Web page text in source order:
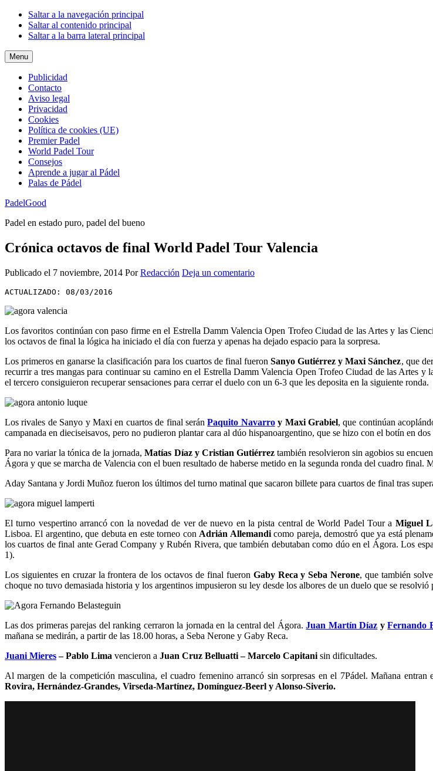
Saltar a la navegación principal
Saltar al contenido principal
Saltar a la barra lateral principal
Menu
Publicidad
Contacto
Aviso legal
Privacidad
Cookies
Política de cookies (UE)
Premier Padel
World Padel Tour
Consejos
Aprende a jugar al Pádel
Palas de Pádel
PadelGood
Padel en estado puro, padel del bueno
Crónica octavos de final World Padel Tour Valencia
Publicado el 7 noviembre, 2014 PorRedacción Deja un comentario
ACTUALIZADO: 08/03/2016
Los favoritos continúan con paso firme en el Estrella Damm Valencia Open Trofeo Ciudad de las Artes y las
los octavos de final la lógica ha iniciado el día con fuerza y apenas ha dejado espacio para la sorpresa.
Los primeros en ganarse la clasificación para los cuartos de final fueronSanyo Gutiérrez y Maxi Sánchez, que
recurrir a tres mangas para continuar su camino en el Estrella Damm Valencia Open Trofeo Ciudad de las Artes
el tercero consiguieron recuperar sensaciones para cerrar el duelo con un 6-3 que les deposita en la siguiente ronda.
Los rivales de Sanyo y Maxi en cuartos de final seránPaquito Navarroy Maxi Grabiel, que continúan
campanada en dieciseisavos, pero no pudieron plantar cara al dúo hispanoargentino, que se hizo con el botín en
Para no variar la tónica de la jornada,Matías Díaz y Cristian Gutiérreztambién resolvieron sin agobios su
Ágora y que se marcha de Valencia con el buen resultado de haberse metido en la segunda ronda del cuadro final.
Aday Santana y Jordi Muñoz fueron los últimos del turno matinal que sacaron billete para cuartos de final tras
El turno vespertino arrancó con la novedad de ver de nuevo en la pista central de World Padel Tour a Miguel
Lisboa. El argentino, que debuta en este torneo con Adrián Allemandicomo pareja, demostró que ya está
los cuartos de final ante Gerad Company y Rubén Rivera, que también debutaban como dúo en el Ágora. Los
1).
Los siguientes en cruzar la frontera de los octavos de final fueron Gaby Reca y Seba Nerone, que también
choque no tuvo demasiada historia y los argentinos impusieron su ley desde los albores de un duelo que se resolvió
Las dos primeras parejas del ranking cerraron la jornada en la central del Ágora.Juan Martín Díaz yFernando
mañana se medirán, a partir de las 18.00 horas, a Seba Nerone y Gaby Reca.
Juani Mieres– Pablo Lima vencieron a Juan Cruz Belluatti – Marcelo Capitani sin dificultades.
Al margen de la competición masculina, el cuadro femenino arrancó sin sorpresas en el 7Pádel. Mañana
Rovira, Hernández-Grandes, Virseda-Martínez, Domínguez-Beerl y Alonso-Siverio.